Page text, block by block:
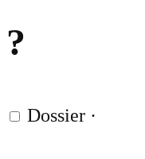
?
Dossier ·